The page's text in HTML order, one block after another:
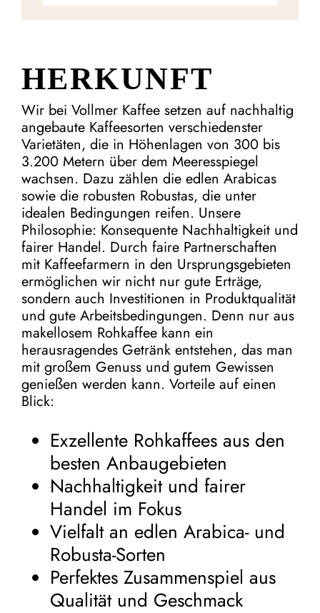
HERKUNFT
Wir bei Vollmer Kaffee setzen auf nachhaltig
angebaute Kaffeesorten verschiedenster
Varietäten, die in Höhenlagen von 300 bis
3.200 Metern über dem Meeresspiegel
wachsen. Dazu zählen die edlen Arabicas
sowie die robusten Robustas, die unter
idealen Bedingungen reifen. Unsere
Philosophie: Konsequente Nachhaltigkeit und
fairer Handel. Durch faire Partnerschaften
mit Kaffeefarmern in den Ursprungsgebieten
ermöglichen wir nicht nur gute Erträge,
sondern auch Investitionen in Produktqualität
und gute Arbeitsbedingungen. Denn nur aus
makellosem Rohkaffee kann ein
herausragendes Getränk entstehen, das man
mit großem Genuss und gutem Gewissen
genießen werden kann. Vorteile auf einen
Blick:
Exzellente Rohkaffees aus den
besten Anbaugebieten
Nachhaltigkeit und fairer
Handel im Fokus
Vielfalt an edlen Arabica- und
Robusta-Sorten
Perfektes Zusammenspiel aus
Qualität und Geschmack